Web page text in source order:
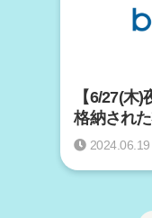
【6/27(木
格納され
2024.06.19